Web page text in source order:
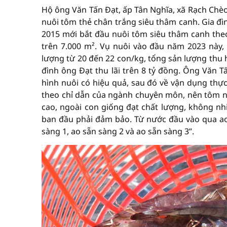
Hộ ông Văn Tấn Đạt, ấp Tân Nghĩa, xã Rạch
nuôi tôm thẻ chân trắng siêu thâm canh. Gia
2015 mới bắt đầu nuôi tôm siêu thâm canh
trên 7.000 m². Vụ nuôi vào đầu năm 2023
lượng từ 20 đến 22 con/kg, tổng sản lượng thu
đình ông Đạt thu lãi trên 8 tỷ đồng. Ông Văn
hình nuôi có hiệu quả, sau đó về vận dụng
theo chỉ dẫn của ngành chuyên môn, nên
cao, ngoài con giống đạt chất lượng, không
ban đầu phải đảm bảo. Từ nước đầu vào qua
sàng 1, ao sẵn sàng 2 và ao sẵn sàng 3”.